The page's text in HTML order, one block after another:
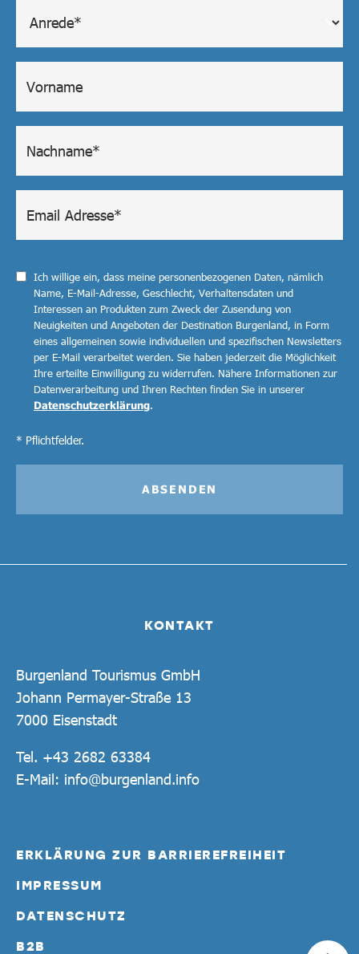
KONTAKT
Burgenland Tourismus GmbH
Johann Permayer-Straße 13
7000 Eisenstadt
Tel. +43 2682 63384
E-Mail: info@burgenland.info
ERKLÄRUNG ZUR BARRIEREFREIHEIT
IMPRESSUM
DATENSCHUTZ
B2B
Ich willige ein, dass meine personenbezogenen Daten, nämlich
Name, E-Mail-Adresse, Geschlecht, Verhaltensdaten und
Interessen an Produkten zum Zweck der Zusendung von
Neuigkeiten und Angeboten der Destination Burgenland, in Form
eines allgemeinen sowie individuellen und spezifischen Newsletters
per E-Mail verarbeitet werden. Sie haben jederzeit die Möglichkeit
Ihre erteilte Einwilligung zu widerrufen. Nähere Informationen zur
Datenverarbeitung und Ihren Rechten finden Sie in unserer
Datenschutzerklärung.
* Pflichtfelder.
ABSENDEN